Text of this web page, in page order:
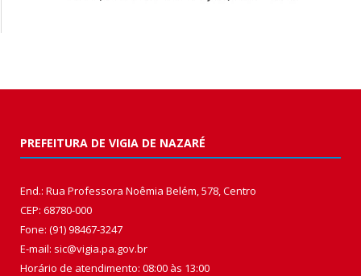
PREFEITURA DE VIGIA DE NAZARÉ
End.: Rua Professora Noêmia Belém, 578, Centro
CEP: 68780-000
Fone: (91) 98467-3247
E-mail: sic@vigia.pa.gov.br
Horário de atendimento: 08:00 às 13:00